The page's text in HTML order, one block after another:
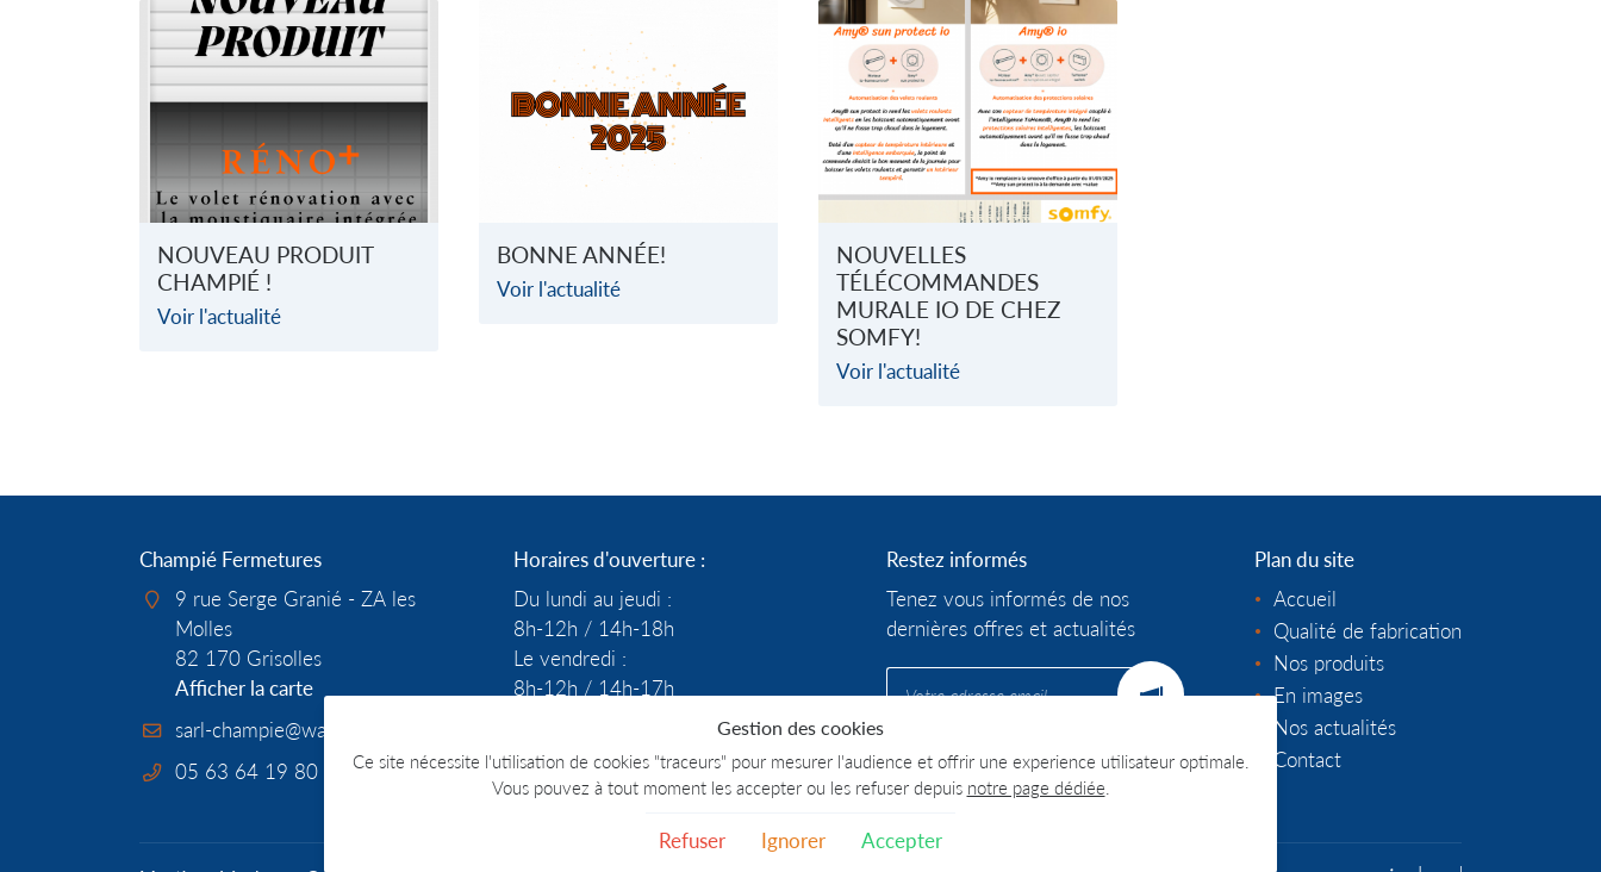
NOUVEAU PRODUIT
CHAMPIÉ !
Voir l'actualité
BONNE ANNÉE!
Voir l'actualité
NOUVELLES
TÉLÉCOMMANDES
MURALE IO DE CHEZ
SOMFY!
Voir l'actualité
Champié Fermetures
9 rue Serge Granié - ZA les
Molles
82 170 Grisolles
Afficher la carte
05 63 64 19 80
Horaires d'ouverture :
Du lundi au jeudi :
8h-12h / 14h-18h
Le vendredi :
8h-12h / 14h-17h
Restez informés
Tenez vous informés de nos
dernières offres et actualités
Plan du site
Accueil
Qualité de fabrication
Nos produits
En images
Nos actualités
Contact
Gestion des cookies
Ce site nécessite l'utilisation de cookies "traceurs" pour mesurer l'audience et offrir une experience utilisateur optimale.
Vous pouvez à tout moment les accepter ou les refuser depuis notre page dédiée
Refuser Ignorer Accepter